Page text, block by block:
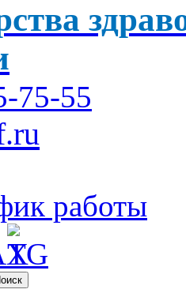
75-55
работы